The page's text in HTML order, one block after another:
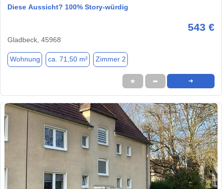
Diese Aussicht? 100% Story-würdig
543 €
Gladbeck, 45968
Wohnung ca. 71,50 m² Zimmer 2
★ ➦ ➜